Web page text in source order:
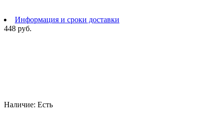
Информация и сроки доставки
448 руб.
Наличие: Есть